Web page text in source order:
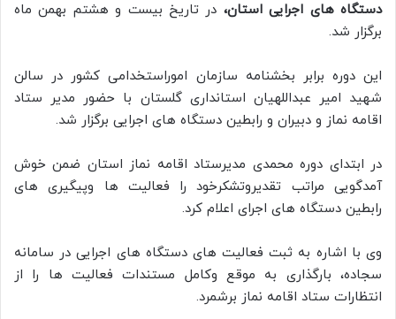
دستگاه های اجرایی استان، در تاریخ بیست و هشتم بهمن ماه
برگزار شد.
این دوره برابر بخشنامه سازمان اموراستخدامی کشور در سالن
شهید امیر عبداللهیان استانداری گلستان با حضور مدیر ستاد
اقامه نماز و دبیران و رابطین دستگاه های اجرایی برگزار شد.
در ابتدای دوره محمدی مدیرستاد اقامه نماز استان ضمن خوش
آمدگویی مراتب تقدیروتشکرخود را فعالیت ها وپیگیری های
رابطین دستگاه های اجرای اعلام کرد.
وی با اشاره به ثبت فعالیت های دستگاه های اجرایی در سامانه
سجاده، بارگذاری به موقع وکامل مستندات فعالیت ها را از
انتظارات ستاد اقامه نماز برشمرد.